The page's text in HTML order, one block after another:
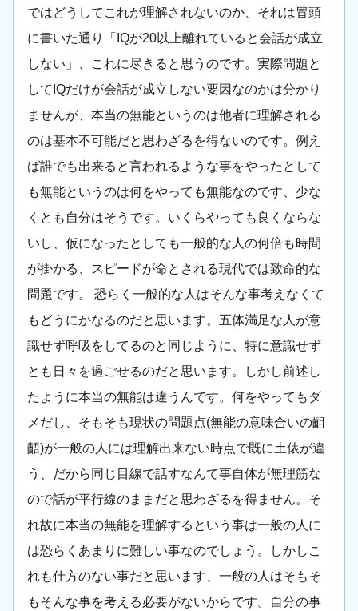
ではどうしてこれが理解されないのか、それは冒頭
に書いた通り「IQが20以上離れていると会話が成立
しない」、これに尽きると思うのです。実際問題と
してIQだけが会話が成立しない要因なのかは分かり
ませんが、本当の無能というのは他者に理解される
のは基本不可能だと思わざるを得ないのです。例え
ば誰でも出来ると言われるような事をやったとして
も無能というのは何をやっても無能なのです、少な
くとも自分はそうです。いくらやっても良くならな
いし、仮になったとしても一般的な人の何倍も時間
が掛かる、スピードが命とされる現代では致命的な
問題です。 恐らく一般的な人はそんな事考えなくて
もどうにかなるのだと思います。五体満足な人が意
識せず呼吸をしてるのと同じように、特に意識せず
とも日々を過ごせるのだと思います。しかし前述し
たように本当の無能は違うんです。何をやってもダ
メだし、そもそも現状の問題点(無能の意味合いの齟
齬)が一般の人には理解出来ない時点で既に土俵が違
う、だから同じ目線で話すなんて事自体が無理筋な
ので話が平行線のままだと思わざるを得ません。そ
れ故に本当の無能を理解するという事は一般の人に
は恐らくあまりに難しい事なのでしょう。しかしこ
れも仕方のない事だと思います、一般の人はそもそ
もそんな事を考える必要がないからです。自分の事